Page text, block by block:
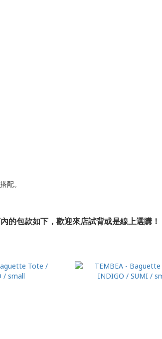
配。
的包款如下，歡迎來店試背或是線上選購